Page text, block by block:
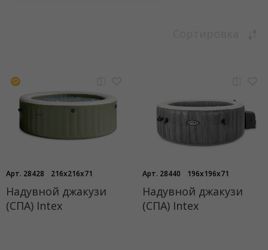
Арт. 28428 216x216x71
Надувной джакузи
(СПА) Intex
Арт. 28440 196x196x71
Надувной джакузи
(СПА) Intex